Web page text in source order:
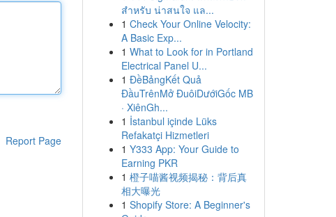
Report Page
สำหรับ น่าสนใจ แล...
1 Check Your Online Velocity:
A Basic Exp...
1 What to Look for in Portland
Electrical Panel U...
1 ĐềBảngKết Quả
ĐầuTrênMở ĐuôiDướiGốc MB
· XiênGh...
1 İstanbul içinde Lüks
Refakatçi Hizmetleri
1 Y333 App: Your Guide to
Earning PKR
1 橙子喵酱视频揭秘：背后真
相大曝光
1 Shopify Store: A Beginner's